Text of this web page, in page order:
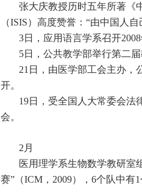
张大庆教授历时五年所著《
（ISIS）高度赞誉：“由中国人
3日，应用语言学系召开
5日，公共教学部举行第二
21日，由医学部工会主办，
开。
19日，受全国人大常委会法
会。
2月
医用理学系生物数学教研室
赛”（ICM，2009），6个队中有